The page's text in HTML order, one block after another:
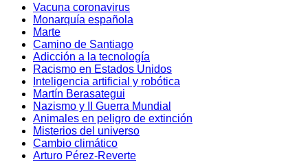
Vacuna coronavirus
Monarquía española
Marte
Camino de Santiago
Adicción a la tecnología
Racismo en Estados Unidos
Inteligencia artificial y robótica
Martín Berasategui
Nazismo y II Guerra Mundial
Animales en peligro de extinción
Misterios del universo
Cambio climático
Arturo Pérez-Reverte